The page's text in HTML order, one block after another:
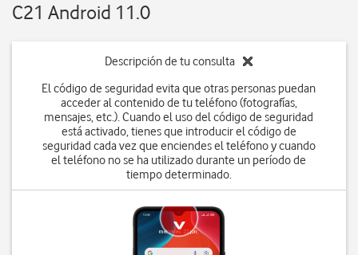
C21 Android 11.0
Descripción de tu consulta
El código de seguridad evita que otras personas puedan
acceder al contenido de tu teléfono (fotografías,
mensajes, etc.). Cuando el uso del código de seguridad
está activado, tienes que introducir el código de
seguridad cada vez que enciendes el teléfono y cuando
el teléfono no se ha utilizado durante un período de
tiempo determinado.